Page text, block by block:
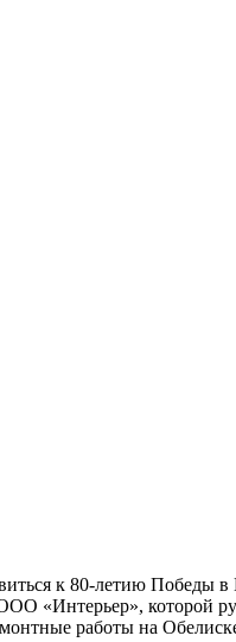
к 80-летию Победы
«Интерьер», которой
работы на